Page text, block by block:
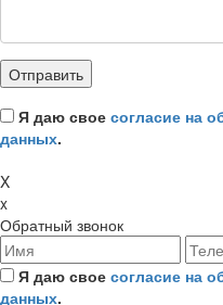
Я даю свое согласие на
данных.
X
x
Обратный звонок
Я даю свое согласие на
данных.